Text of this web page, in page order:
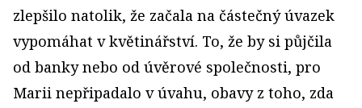
zlepšilo natolik, že začala na částečný úvazek
vypomáhat v květinářství. To, že by si půjčila
od banky nebo od úvěrové společnosti, pro
Marii nepřipadalo v úvahu, obavy z toho, zda